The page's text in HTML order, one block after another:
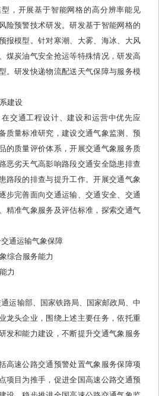
，开展基于智能网格的高分辨率能见
险预警技术研发。研发基于智能网格的
报模型。针对寒潮、大雾、海冰、大风
煤炭油气安全抢运等特殊情况，研发高
。研发快递物流配送天气保障与服务模
建设
交通工程设计、建设和运营中优先应
质量标准研究，建设交通气象监测、预
的质量评价体系，开展交通气象服务质
恶劣天气高影响路段交通安全隐患排查
路段的排查与提升工作。开展交通气象
步完善面向交通运输、交通安全、交通
精准气象服务及评估标准，探索交通气
交通运输气象保障
综合服务能力
力
运输部、国家铁路局、国家邮政局、中
龙头企业，围绕上述主要任务，依托重
发和能力建设，不断提升交通气象服务
高速公路交通预警处置气象服务保障项
项目为推手，促进全国高速公路交通预